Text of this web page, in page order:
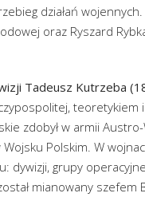
działań
oraz Ryszard
Tadeusz Kutrzeba
zdobył w armii
Wojsku Polskim. W
dywizji, grupy
mianowany szefem